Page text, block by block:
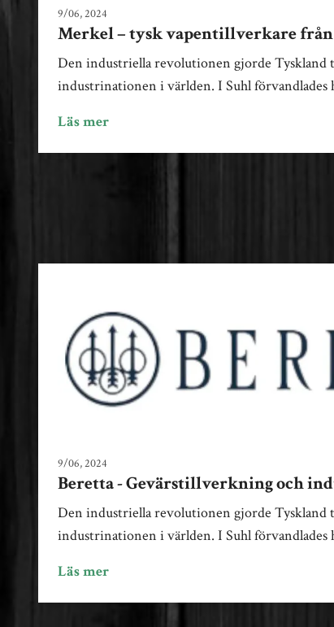
9/06, 2024
Merkel – tysk vapentillverkare från
Den industriella revolutionen gjorde Tyskland
industrinationen i världen. I Suhl förvandlades
Läs mer
9/06, 2024
Beretta - Gevärstillverkning och
Den industriella revolutionen gjorde Tyskland
industrinationen i världen. I Suhl förvandlades
Läs mer